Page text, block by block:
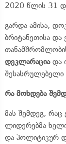
2020 წლის 31
გარდა ამისა,
ბრიტანეთისა
დეკლარაციადა
შესასრულებელი
რა მოხდება
მას შემდეგ, რაც
ლიდერებმა
და პოლიტიკურ